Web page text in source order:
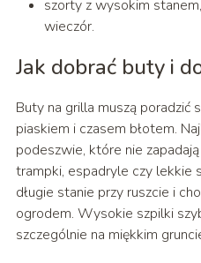
szorty z wysokim
wieczór.
Jak dobrać buty i
Buty na grilla muszą poradzić
piaskiem i czasem błotem.
podeszwie, które nie zapadają
trampki, espadryle czy lekkie
długie stanie przy ruszcie i
ogrodem. Wysokie szpilki
szczególnie na miękkim